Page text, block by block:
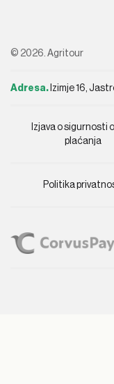
© 2026. Agritour
Adresa. Izimje 16,
Izjava o sigurnosti
plaćanja
Politika